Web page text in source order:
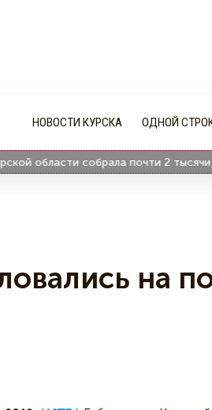
НОВОСТИ КУРСКА ОДНОЙ
собрала почти 2 тысячи
на